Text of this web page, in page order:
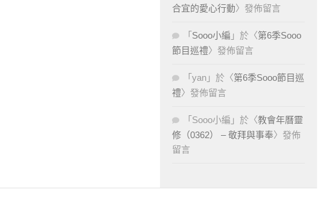
合宜的愛心行動〉發佈留言
「 Sooo小編 」於〈第6季Sooo
節目巡禮〉發佈留言
「 yan 」於〈第6季Sooo節目巡
禮〉發佈留言
「 Sooo小編 」於〈教會年曆靈
修（0362） – 敬拜與事奉〉發佈
留言